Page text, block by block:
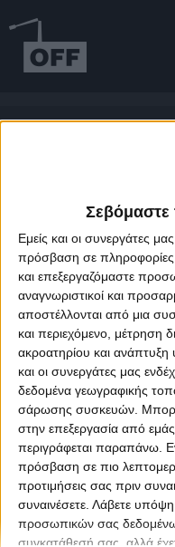
Σεβόμαστε
Εμείς και οι συνεργάτες
πρόσβαση σε
και επεξεργαζόμαστε
αναγνωριστικοί και
αποστέλλονται από μια
και περιεχόμενο, μέτρηση
ακροατηρίου και
και οι συνεργάτες μας
δεδομένα γεωγραφικής
σάρωσης συσκευών.
στην επεξεργασία από
περιγράφεται παραπάνω.
πρόσβαση σε πιο
προτιμήσεις σας πριν
συναινέσετε. Λάβετε υπόψη
προσωπικών σας
συγκατάθεσή σας, αλλά
About Offradio Business
Designed & developed